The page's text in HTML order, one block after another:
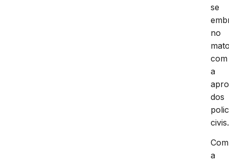
se
no
com
a
dos
civis.
Com
a